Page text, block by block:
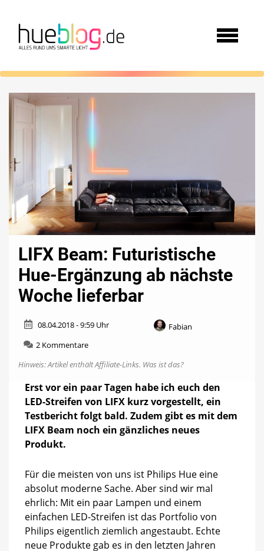
LIFX Beam: Futuristische
Hue-Ergänzung ab nächste
Woche lieferbar
08.04.2018 - 9:59 Uhr
Fabian
2 Kommentarezu
Beam:
Hue-
Ergänzung
ab
nächste
Woche
Hinweis: Artikel enthält Affiliate-Links. Was ist das?
Erst vor ein paar Tagen habe ich euch den
LED-Streifen von LIFX kurz vorgestellt, ein
Testbericht folgt bald. Zudem gibt es mit dem
LIFX Beam noch ein gänzliches neues
Produkt.
Für die meisten von uns ist Philips Hue eine
absolut moderne Sache. Aber sind wir mal
ehrlich: Mit ein paar Lampen und einem
einfachen LED-Streifen ist das Portfolio von
Philips eigentlich ziemlich angestaubt. Echte
neue Produkte gab es in den letzten Jahren